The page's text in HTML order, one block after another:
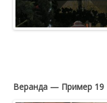
Веранда — Пример 19